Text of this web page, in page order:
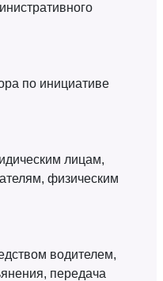
по инициативе
лицам,
физическим
водителем,
передача